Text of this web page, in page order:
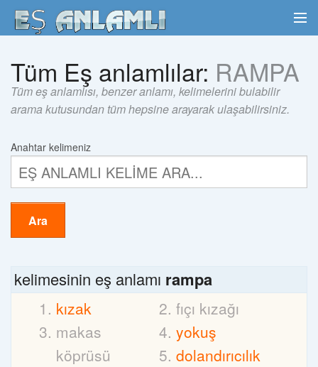
Tüm Eş anlamlılar: RAMPA
Tüm eş anlamlısı, benzer anlamı, kelimelerini bulabilir
arama kutusundan tüm hepsine arayarak ulaşabilirsiniz.
Anahtar kelimeniz
Ara
kelimesinin eş anlamı rampa
kızak
fıçı kızağı
makas
köprüsü
yokuş
dolandırıcılık